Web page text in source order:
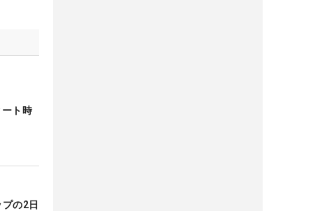
ト時
の2日